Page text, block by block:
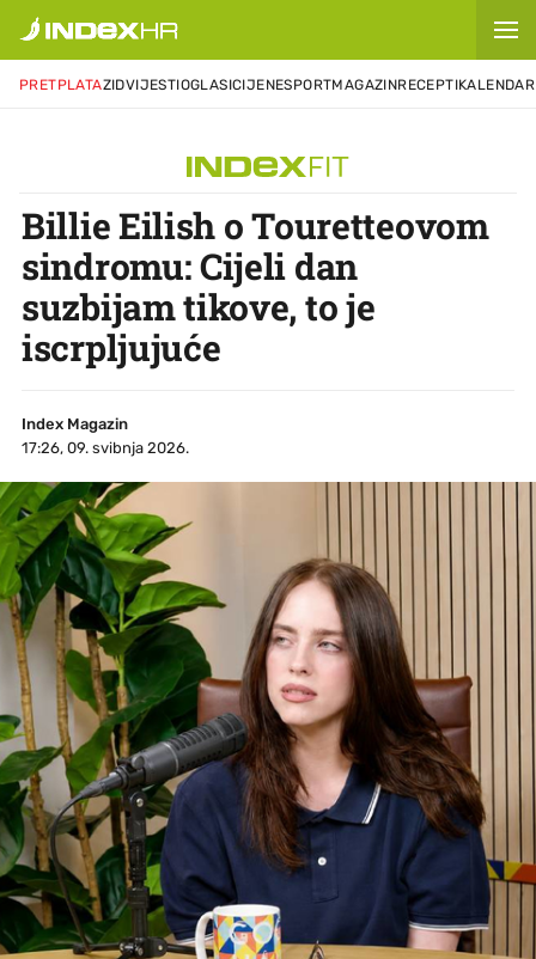
PRETPLATAZIDVIJESTIOGLASICIJENESPORTMAGAZINRECEPTIKALENDAR
Billie Eilish o Touretteovom
sindromu: Cijeli dan
suzbijam tikove, to je
iscrpljujuće
Index Magazin
17:26, 09. svibnja 2026.